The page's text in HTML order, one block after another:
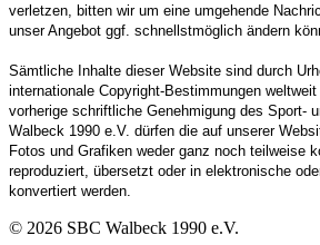
verletzen, bitten wir um eine umgehende
unser Angebot ggf. schnellstmöglich ändern
Sämtliche Inhalte dieser Website sind durch
internationale Copyright-Bestimmungen
vorherige schriftliche Genehmigung des Sport-
Walbeck 1990 e.V. dürfen die auf unserer
Fotos und Grafiken weder ganz noch teilweise
reproduziert, übersetzt oder in elektronische
konvertiert werden.
© 2026 SBC Walbeck 1990 e.V.